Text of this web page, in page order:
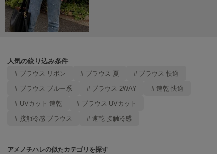
null.
ヌル
On
オン
Onitsuka Tiger
オニツカ タイガー
ORGUE
オルグ
オル
人気の絞り込み条件
# ブラウス リボン # ブラウス 夏 # ブラウス 快適
# ブラウス ブルー系 # ブラウス 2WAY # 速乾 快適
# UVカット 速乾 # ブラウス UVカット
# 接触冷感 ブラウス # 速乾 接触冷感
アメノチハレの似たカテゴリを探す